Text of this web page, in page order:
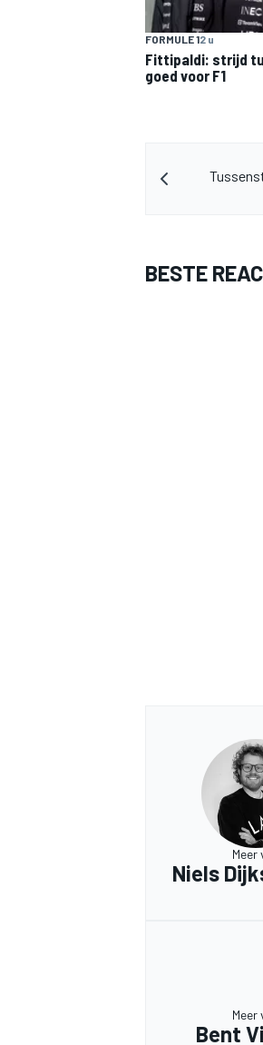
FORMULE 12 u
Fittipaldi: strijd
goed voor F1
BESTE
Meer
Niels
Meer
Bent